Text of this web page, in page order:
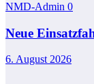
NMD-Admin 0
Neue
6. August 2026